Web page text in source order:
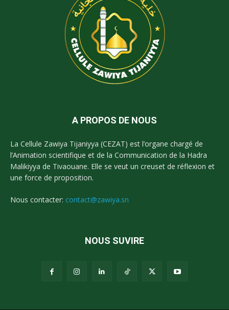
A PROPOS DE NOUS
La Cellule Zawiya Tijaniyya (CEZAT) est l’organe chargé de
l’Animation scientifique et de la Communication de la Hadra
Malikiyya de Tivaouane. Elle se veut un creuset de réflexion et
une force de proposition.
Nous contacter: contact@zawiya.sn
NOUS SUVIRE